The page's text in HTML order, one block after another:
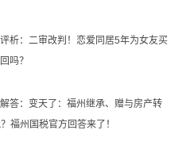
析：二审改判！恋爱同居5年为女友买
吗？
答：变天了：福州继承、赠与房产转
福州国税官方回答来了！